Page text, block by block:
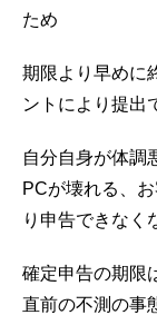
ため
期限より早めに
ントにより提出
自分自身が体調
PCが壊れる、
り申告できなく
確定申告の期限
直前の不測の事